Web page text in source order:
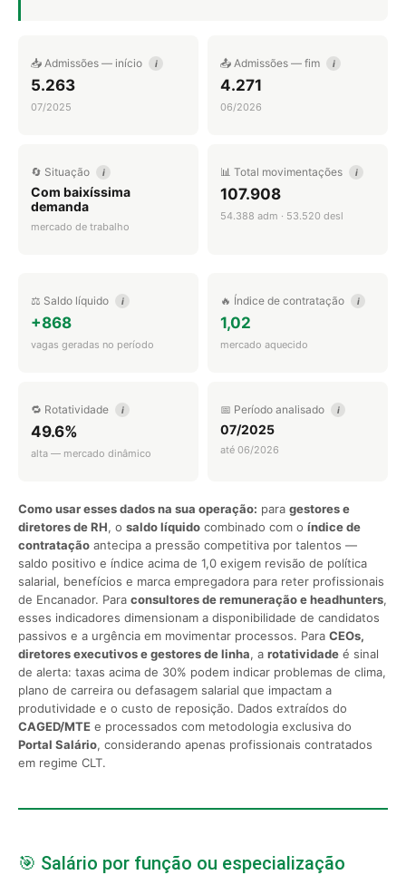
📥 Admissões — início i
5.263
07/2025
📤 Admissões — fim i
4.271
06/2026
🔄 Situação i
Com baixíssima
demanda
mercado de trabalho
📊 Total movimentações i
107.908
54.388 adm · 53.520 desl
⚖️ Saldo líquido i
+868
vagas geradas no período
🔥 Índice de contratação i
1,02
mercado aquecido
🔁 Rotatividade i
49.6%
alta — mercado dinâmico
📅 Período analisado i
07/2025
até 06/2026
Como usar esses dados na sua operação: para gestores e
diretores de RH, o saldo líquido combinado com o índice de
contratação antecipa a pressão competitiva por talentos —
saldo positivo e índice acima de 1,0 exigem revisão de política
salarial, benefícios e marca empregadora para reter profissionais
de Encanador. Para consultores de remuneração e headhunters,
esses indicadores dimensionam a disponibilidade de candidatos
passivos e a urgência em movimentar processos. Para CEOs,
diretores executivos e gestores de linha, a rotatividade é sinal
de alerta: taxas acima de 30% podem indicar problemas de clima,
plano de carreira ou defasagem salarial que impactam a
produtividade e o custo de reposição. Dados extraídos do
CAGED/MTE e processados com metodologia exclusiva do
Portal Salário, considerando apenas profissionais contratados
em regime CLT.
🎯 Salário por função ou especialização